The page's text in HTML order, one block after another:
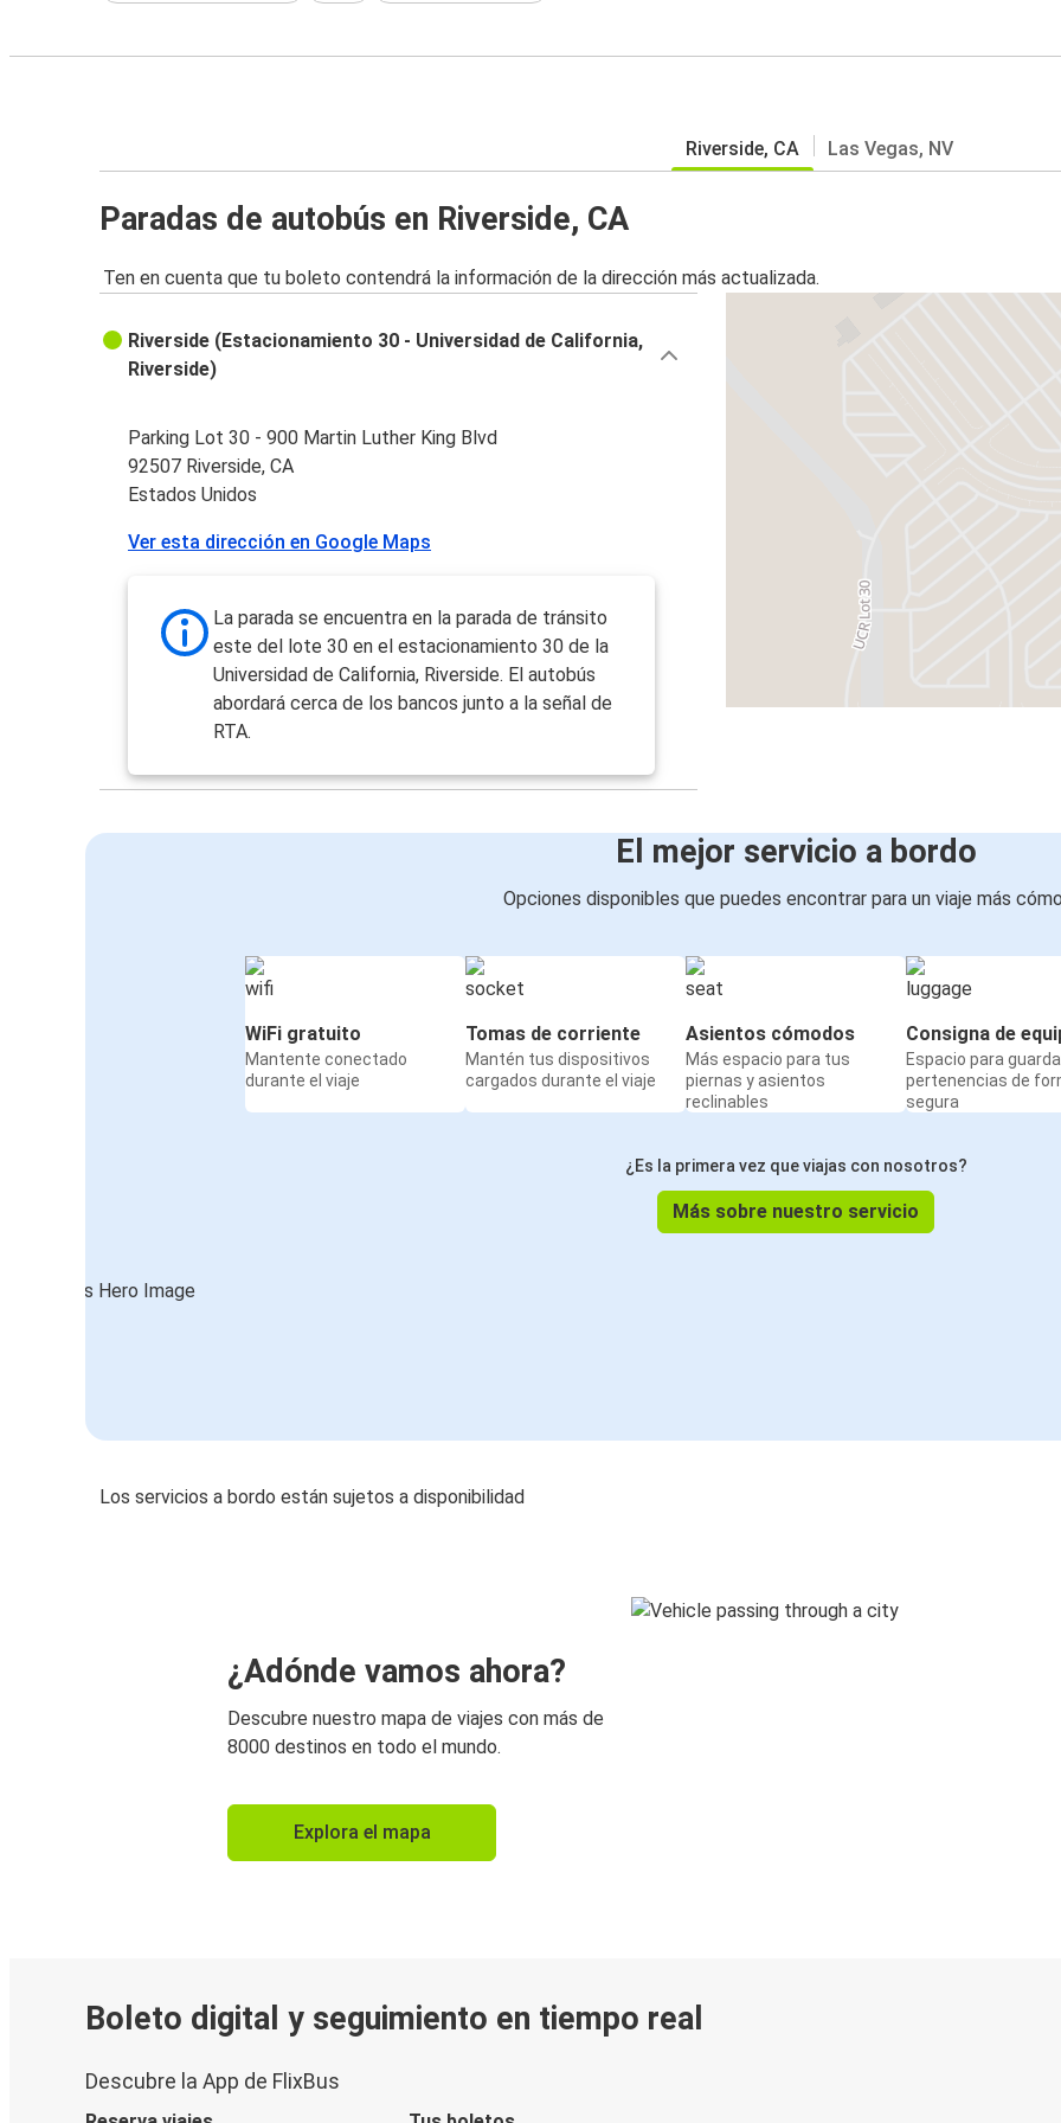
Riverside, CA Las Vegas, NV
Paradas de autobús en Riverside, CA
Ten en cuenta que tu boleto contendrá la información de la dirección más actualizada.
Riverside (Estacionamiento 30 - Universidad de California,
Riverside)
Parking Lot 30 - 900 Martin Luther King Blvd
92507 Riverside, CA
Estados Unidos
Ver esta dirección en Google Maps
La parada se encuentra en la parada de tránsito
este del lote 30 en el estacionamiento 30 de la
Universidad de California, Riverside. El autobús
abordará cerca de los bancos junto a la señal de
RTA.
El mejor servicio a bordo
Opciones disponibles que puedes encontrar para un viaje más
WiFi gratuito
Mantente conectado
durante el viaje
Tomas de corriente
Mantén tus dispositivos
cargados durante el viaje
Asientos cómodos
Más espacio para tus
piernas y asientos
reclinables
Consigna de
Espacio para
pertenencias de
segura
¿Es la primera vez que viajas con nosotros?
Más sobre nuestro servicio
Los servicios a bordo están sujetos a disponibilidad
¿Adónde vamos ahora?
Descubre nuestro mapa de viajes con más de
8000 destinos en todo el mundo.
Explora el mapa
Boleto digital y seguimiento en tiempo real
Descubre la App de FlixBus